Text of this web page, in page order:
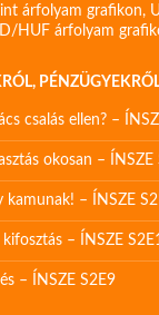
árfolyam grafikon,
HUF árfolyam
csalás ellen? –
okosan – ÍNSZE
kamunak! – ÍNSZE
– ÍNSZE
– ÍNSZE S2E9